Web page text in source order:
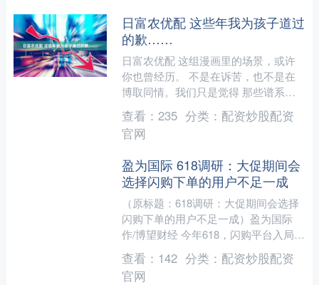
日富农优配 这些年我为孩子道过
的歉……
日富农优配 这组漫画里的场景，或许
你也曾经历。 不是在诉苦，也不是在
博取同情。我们只是觉得 那些谱系家
庭不为人知的努力、习以为常的疲惫，
以及藏在每一次解释背后的....
查看： 235 分类： 配资炒股配资
官网
盈为国际 618调研：大促期间会
选择闪购下单的用户不足一成
（原标题：618调研：大促期间会选择
闪购下单的用户不足一成）盈为国际
作/博望财经 今年618，闪购平台入局试
图从大促市场分一杯羹。当闪购“30分
钟送达”撞上“....
查看： 142 分类： 配资炒股配资
官网